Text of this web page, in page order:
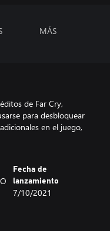
MÁS
de Far Cry,
para desbloquear
en el juego,
Fecha de
lanzamiento
7/10/2021